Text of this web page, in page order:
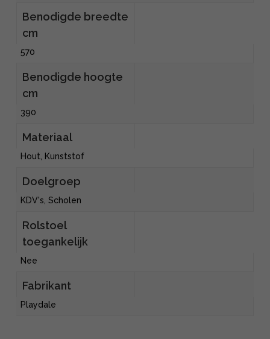
Benodigde breedte
cm
570
Benodigde hoogte
cm
390
Materiaal
Hout, Kunststof
Doelgroep
KDV's, Scholen
Rolstoel
toegankelijk
Nee
Fabrikant
Playdale